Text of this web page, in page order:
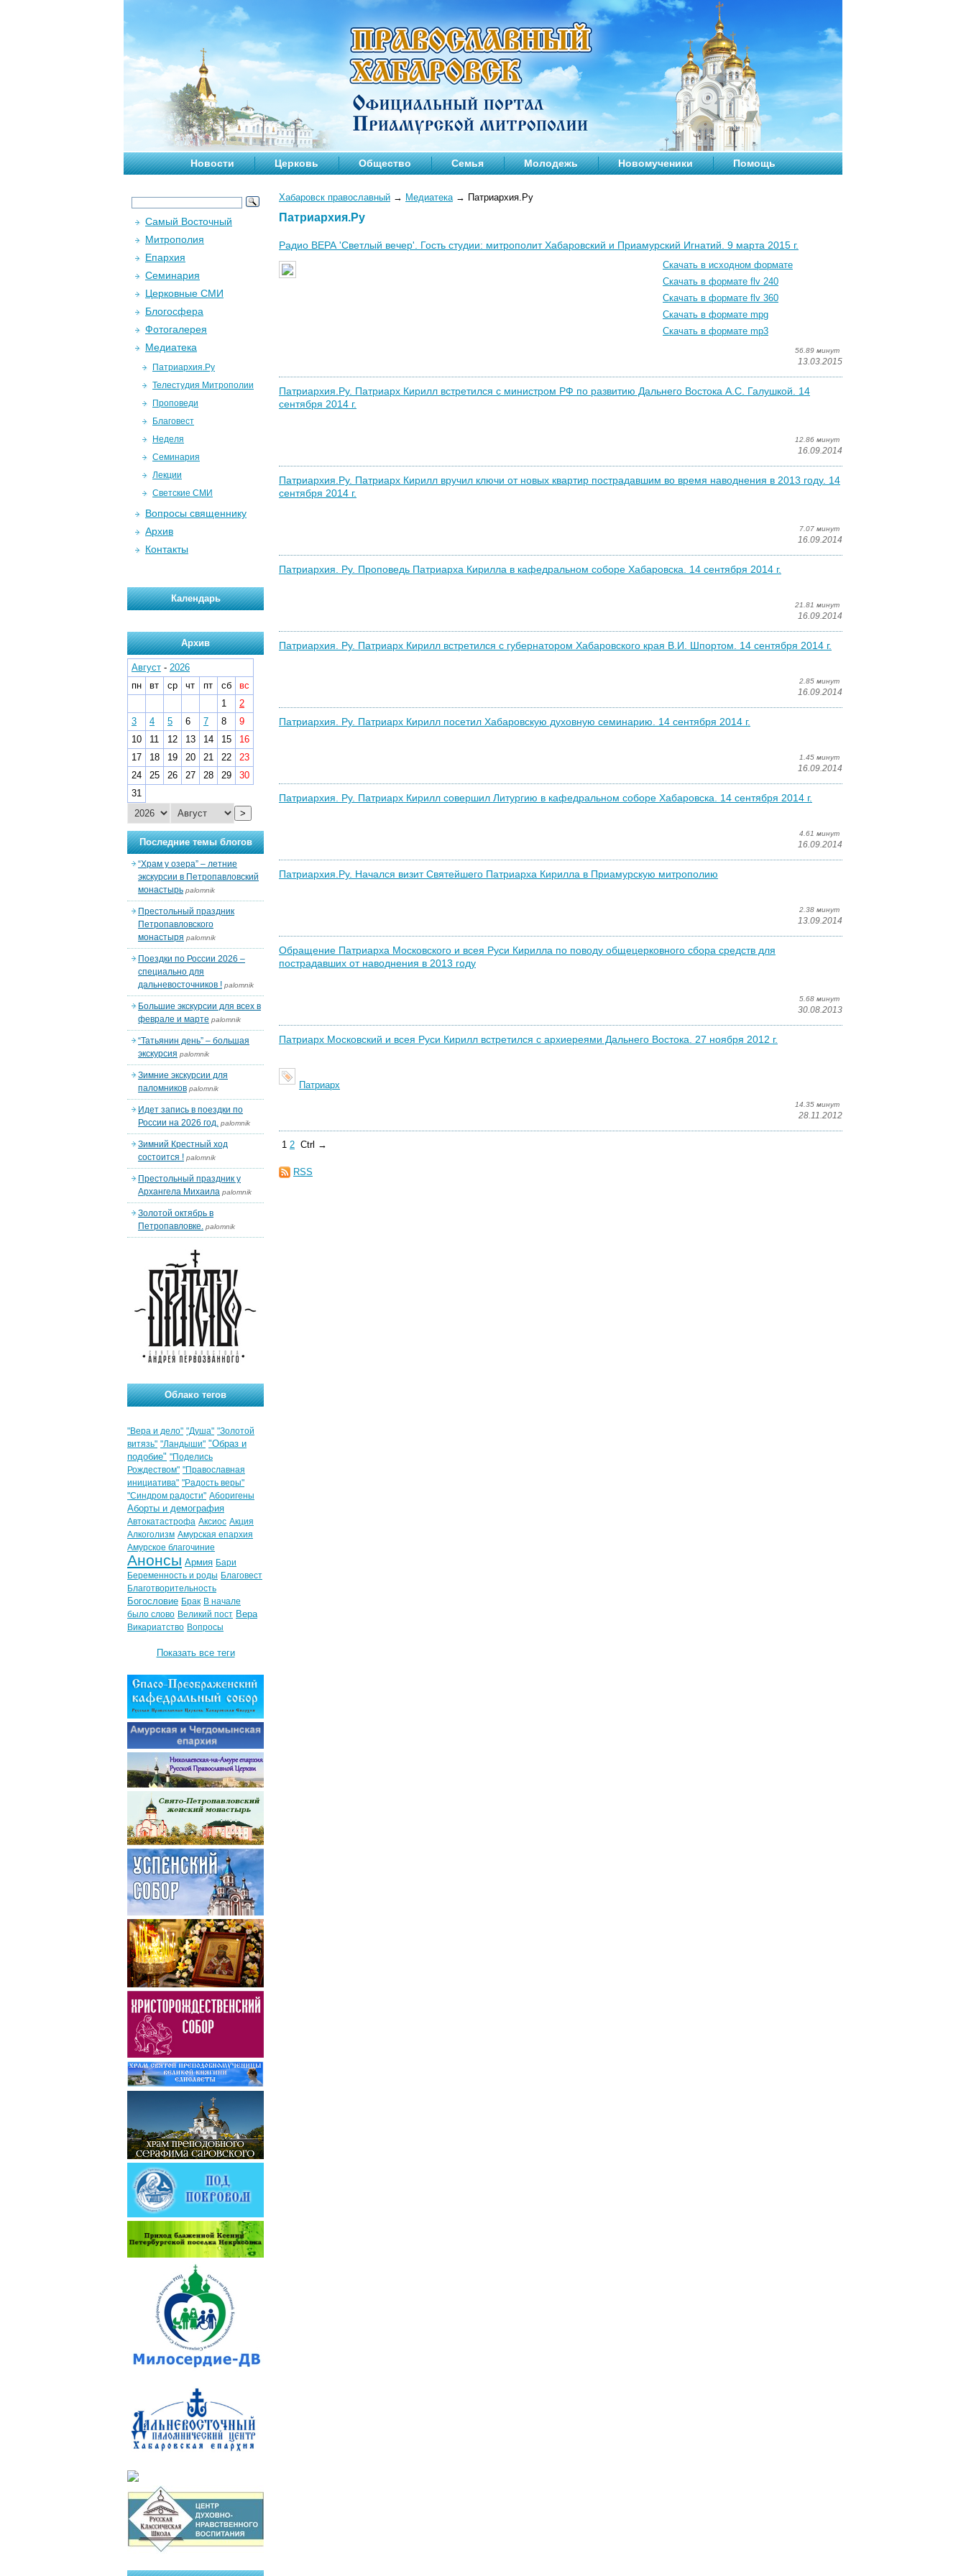
Новости Церковь Общество Семья Молодежь Новомученики Помощь
Хабаровск православный → Медиатека → Патриархия.Ру
Патриархия.Ру
Радио ВЕРА 'Светлый вечер'. Гость студии: митрополит Хабаровский и Приамурский Игнатий. 9 марта 2015 г.
Скачать в исходном формате
Скачать в формате flv 240
Скачать в формате flv 360
Скачать в формате mpg
Скачать в формате mp3
56.89 минут
13.03.2015
Патриархия.Ру. Патриарх Кирилл встретился с министром РФ по развитию Дальнего Востока А.С. Галушкой. 14
сентября 2014 г.
12.86 минут
16.09.2014
Патриархия.Ру. Патриарх Кирилл вручил ключи от новых квартир пострадавшим во время наводнения в 2013 году. 14
сентября 2014 г.
7.07 минут
16.09.2014
Патриархия. Ру. Проповедь Патриарха Кирилла в кафедральном соборе Хабаровска. 14 сентября 2014 г.
21.81 минут
16.09.2014
Патриархия. Ру. Патриарх Кирилл встретился с губернатором Хабаровского края В.И. Шпортом. 14 сентября 2014 г.
2.85 минут
16.09.2014
Патриархия. Ру. Патриарх Кирилл посетил Хабаровскую духовную семинарию. 14 сентября 2014 г.
1.45 минут
16.09.2014
Патриархия. Ру. Патриарх Кирилл совершил Литургию в кафедральном соборе Хабаровска. 14 сентября 2014 г.
4.61 минут
16.09.2014
Патриархия.Ру. Начался визит Святейшего Патриарха Кирилла в Приамурскую митрополию
2.38 минут
13.09.2014
Обращение Патриарха Московского и всея Руси Кирилла по поводу общецерковного сбора средств для
пострадавших от наводнения в 2013 году
5.68 минут
30.08.2013
Патриарх Московский и всея Руси Кирилл встретился с архиереями Дальнего Востока. 27 ноября 2012 г.
Патриарх
14.35 минут
28.11.2012
1 2 Ctrl →
RSS
Самый Восточный
Митрополия
Епархия
Семинария
Церковные СМИ
Блогосфера
Фотогалерея
Медиатека
Патриархия.Ру
Телестудия Митрополии
Проповеди
Благовест
Неделя
Семинария
Лекции
Светские СМИ
Вопросы священнику
Архив
Контакты
Календарь
Архив
Август - 2026
пн
вт ср чт пт сб
вс
1
2
3
4 5 6 7 8
9
10
11 12 13 14 15
16
17
18 19 20 21 22
23
24
25 26 27 28 29
30
31
>
Последние темы блогов
“Храм у озера” – летние
экскурсии в Петропавловский
монастырь palomnik
Престольный праздник
Петропавловского
монастыря palomnik
Поездки по России 2026 –
специально для
дальневосточников ! palomnik
Большие экскурсии для всех в
феврале и марте palomnik
“Татьянин день” – большая
экскурсия palomnik
Зимние экскурсии для
паломников palomnik
Идет запись в поездки по
России на 2026 год. palomnik
Зимний Крестный ход
состоится ! palomnik
Престольный праздник у
Архангела Михаила palomnik
Золотой октябрь в
Петропавловке. palomnik
Облако тегов
"Вера и дело" "Душа" "Золотой
витязь" "Ландыши" "Образ и
подобие" "Поделись
Рождеством" "Православная
инициатива" "Радость веры"
"Синдром радости" Аборигены
Аборты и демография
Автокатастрофа Аксиос Акция
Алкоголизм Амурская епархия
Амурское благочиние
Анонсы Армия Бари
Беременность и роды Благовест
Благотворительность
Богословие Брак В начале
было слово Великий пост Вера
Викариатство Вопросы
Показать все теги